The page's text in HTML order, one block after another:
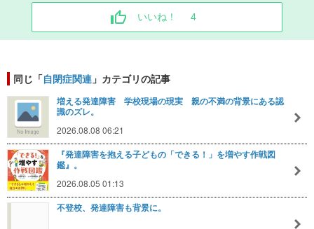
いいね！ 4
同じ「自閉症関連 」カテゴリの記事
増える発達障害 学校現場の現実 親の不満の背景にある認
識のズレ。
2026.08.08 06:21
『発達障害を抱える子どもの「できる！」を増やす作戦図
鑑』。
2026.08.05 01:13
不登校、発達障害も背景に。